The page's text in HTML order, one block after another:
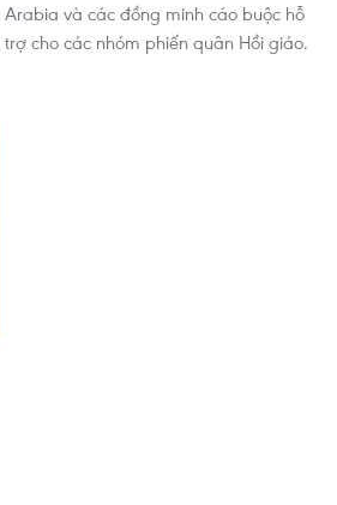
Arabia và các đồng minh cáo buộc hỗ
trợ cho các nhóm phiến quân Hồi giáo.